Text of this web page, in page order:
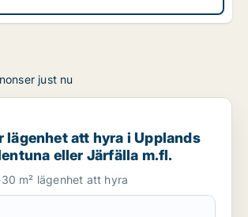
just nu
att hyra i Upplands Väsby, Vallentuna
lägenhet att hyra i Upplands
eller Järfälla m.fl.
m² lägenhet att hyra